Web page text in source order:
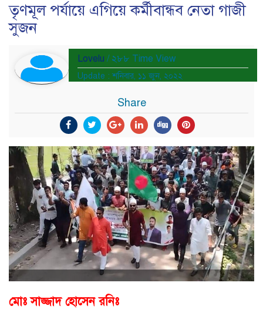
তৃণমূল পর্যায়ে এগিয়ে কর্মীবান্ধব নেতা গাজী
সুজন
Lovelu / ২৮৮ Time View
Update : শনিবার, ১১ জুন, ২০২২
Share
মোঃ সাজ্জাদ হোসেন রনিঃ